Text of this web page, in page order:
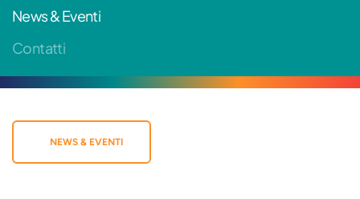
News & Eventi
Contatti
NEWS & EVENTI